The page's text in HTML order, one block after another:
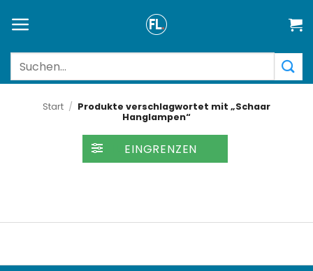
Inhalt
Suchen
Start / Produkte verschlagwortet mit „Schaar
Hanglampen“
FILTER